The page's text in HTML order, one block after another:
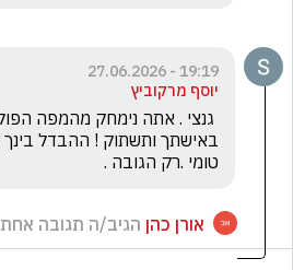
19:19 - 27.06.2026
יוסף מרקוביץ
טומי .רק הגובה .
אורן כהן הגיב/ה תגובה אחת